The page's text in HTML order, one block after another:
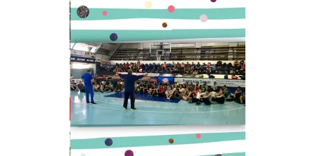
Neurociencias
aplicadas
al
Deporte,
la
Educación
y
la
Salud
(100%
virtual)